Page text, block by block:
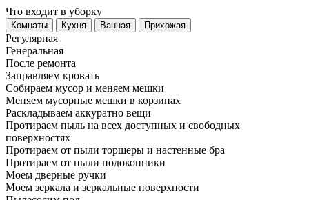
Что входит в уборку
Регу­лярная
Гене­ральная
После ремонта
Заправляем кровать
Собираем мусор и меняем мешки
Меняем мусорные мешки в корзинах
Раскладываем аккуратно вещи
Протираем пыль на всех доступных и свободных
поверхностях
Протираем от пыли торшеры и настенные бра
Протираем от пыли подоконники
Моем дверные ручки
Моем зеркала и зеркальные поверхности